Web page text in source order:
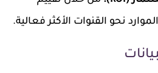
نحو القنوات الأكثر فعالية.